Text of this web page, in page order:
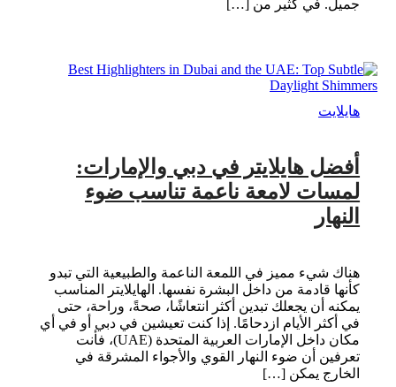
جميل. في كثير من […]
هايلايت
أفضل هايلايتر في دبي والإمارات:
لمسات لامعة ناعمة تناسب ضوء
النهار
هناك شيء مميز في اللمعة الناعمة والطبيعية التي تبدو
كأنها قادمة من داخل البشرة نفسها. الهايلايتر المناسب
يمكنه أن يجعلك تبدين أكثر انتعاشًا، صحةً، وراحة، حتى
في أكثر الأيام ازدحامًا. إذا كنت تعيشين في دبي أو في أي
مكان داخل الإمارات العربية المتحدة (UAE)، فأنت
تعرفين أن ضوء النهار القوي والأجواء المشرقة في
الخارج يمكن […]